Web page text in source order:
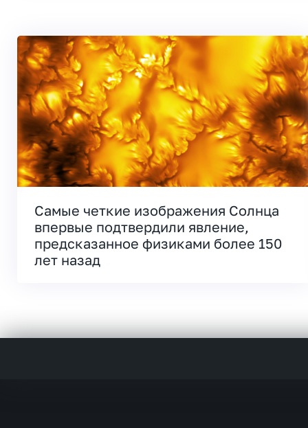
Самые четкие изображения Солнца
впервые подтвердили явление,
предсказанное физиками более 150
лет назад